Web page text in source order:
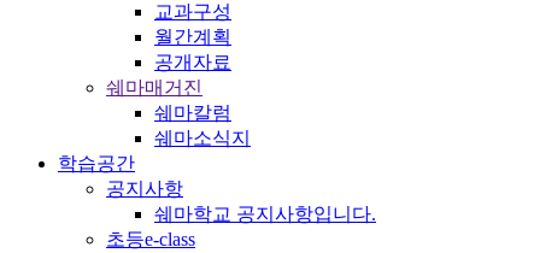
교과구성
월간계획
공개자료
쉐마매거진
쉐마칼럼
쉐마소식지
학습공간
공지사항
쉐마학교 공지사항입니다.
초등e-class